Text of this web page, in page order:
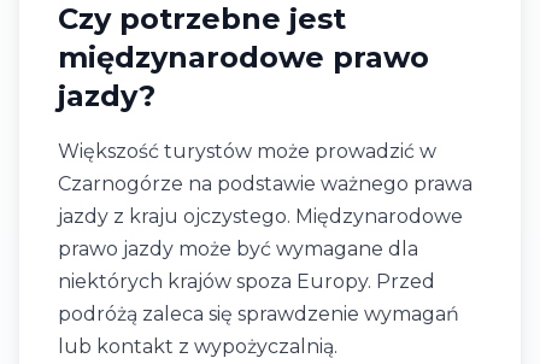
Czy potrzebne jest
międzynarodowe prawo
jazdy?
Większość turystów może prowadzić w
Czarnogórze na podstawie ważnego prawa
jazdy z kraju ojczystego. Międzynarodowe
prawo jazdy może być wymagane dla
niektórych krajów spoza Europy. Przed
podróżą zaleca się sprawdzenie wymagań
lub kontakt z wypożyczalnią.